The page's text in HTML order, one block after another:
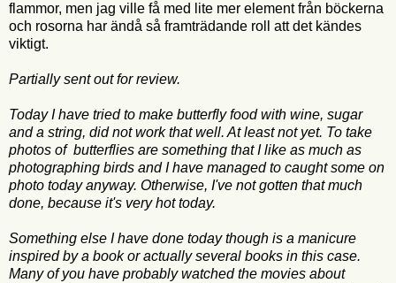
flammor, men jag ville få med lite mer element från böckerna
och rosorna har ändå så framträdande roll att det kändes
viktigt.
Partially sent out for review.
Today I have tried to make butterfly food with wine, sugar
and a string, did not work that well. At least not yet. To take
photos of butterflies are something that I like as much as
photographing birds and I have managed to caught some on
photo today anyway. Otherwise, I've not gotten that much
done, because it's very hot today.
Something else I have done today though is a manicure
inspired by a book or actually several books in this case.
Many of you have probably watched the movies about